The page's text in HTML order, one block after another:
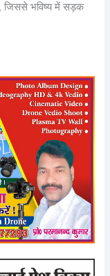
जिससे भविष्य में सड़क